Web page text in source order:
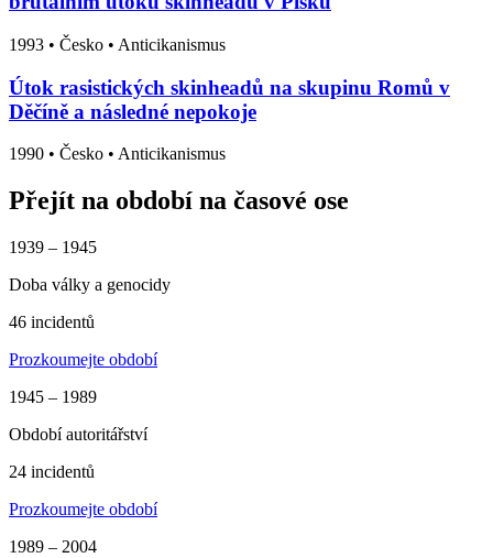
1993 • Česko • Anticikanismus
Útok rasistických skinheadů na skupinu Romů v
Děčíně a následné nepokoje
1990 • Česko • Anticikanismus
Přejít na období na časové ose
1939 – 1945
Doba války a genocidy
46 incidentů
Prozkoumejte období
1945 – 1989
Období autoritářství
24 incidentů
Prozkoumejte období
1989 – 2004